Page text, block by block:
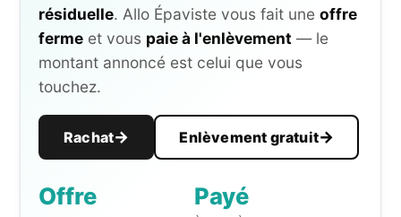
résiduelle. Allo Épaviste vous fait une offre
ferme et vous paie à l'enlèvement — le
montant annoncé est celui que vous
touchez.
Rachat Enlèvement gratuit
Offre Payé